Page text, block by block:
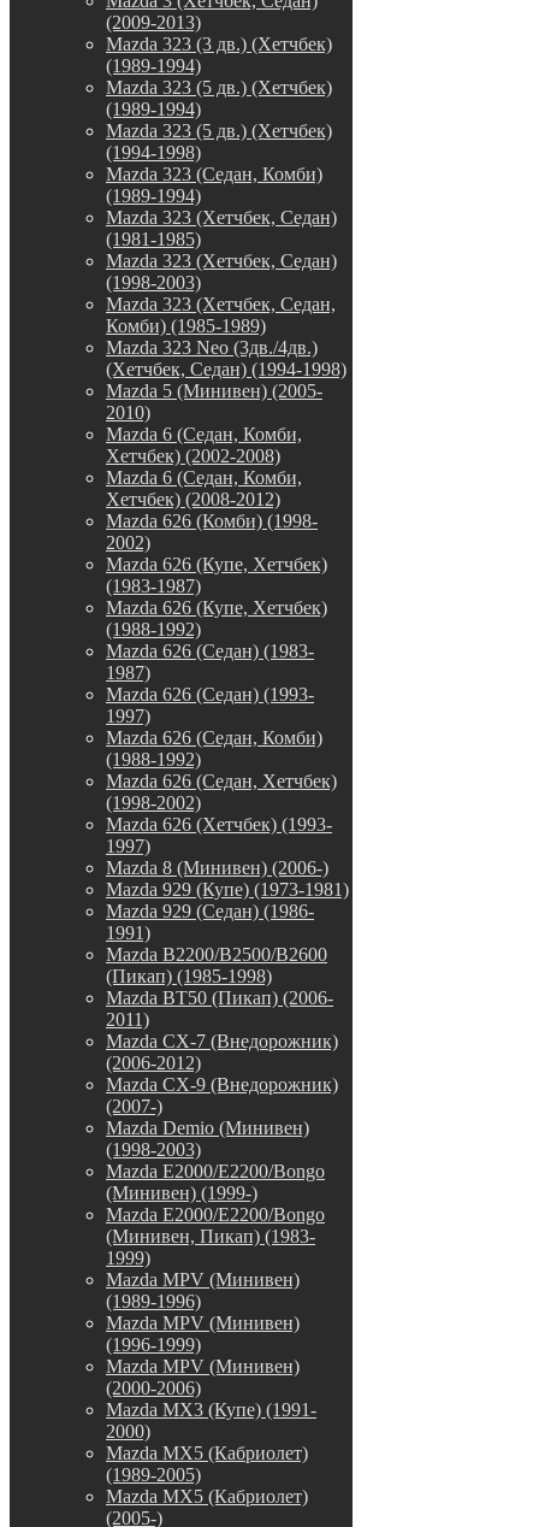
(2009-2013)
Mazda 323 (3 дв.) (Хетчбек)
(1989-1994)
Mazda 323 (5 дв.) (Хетчбек)
(1989-1994)
Mazda 323 (5 дв.) (Хетчбек)
(1994-1998)
Mazda 323 (Седан, Комби)
(1989-1994)
Mazda 323 (Хетчбек, Седан)
(1981-1985)
Mazda 323 (Хетчбек, Седан)
(1998-2003)
Mazda 323 (Хетчбек, Седан,
Комби) (1985-1989)
Mazda 323 Neo (3дв./4дв.)
(Хетчбек, Седан) (1994-1998)
Mazda 5 (Минивен) (2005-
2010)
Mazda 6 (Седан, Комби,
Хетчбек) (2002-2008)
Mazda 6 (Седан, Комби,
Хетчбек) (2008-2012)
Mazda 626 (Комби) (1998-
2002)
Mazda 626 (Купе, Хетчбек)
(1983-1987)
Mazda 626 (Купе, Хетчбек)
(1988-1992)
Mazda 626 (Седан) (1983-
1987)
Mazda 626 (Седан) (1993-
1997)
Mazda 626 (Седан, Комби)
(1988-1992)
Mazda 626 (Седан, Хетчбек)
(1998-2002)
Mazda 626 (Хетчбек) (1993-
1997)
Mazda 8 (Минивен) (2006-)
Mazda 929 (Купе) (1973-1981)
Mazda 929 (Седан) (1986-
1991)
Mazda B2200/B2500/B2600
(Пикап) (1985-1998)
Mazda BT50 (Пикап) (2006-
2011)
Mazda CX-7 (Внедорожник)
(2006-2012)
Mazda CX-9 (Внедорожник)
(2007-)
Mazda Demio (Минивен)
(1998-2003)
Mazda E2000/E2200/Bongo
(Минивен) (1999-)
Mazda E2000/E2200/Bongo
(Минивен, Пикап) (1983-
1999)
Mazda MPV (Минивен)
(1989-1996)
Mazda MPV (Минивен)
(1996-1999)
Mazda MPV (Минивен)
(2000-2006)
Mazda MX3 (Купе) (1991-
2000)
Mazda MX5 (Кабриолет)
(1989-2005)
Mazda MX5 (Кабриолет)
(2005-)